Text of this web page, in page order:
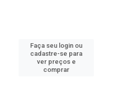
Faça seu login ou
cadastre-se para
ver preços e
comprar